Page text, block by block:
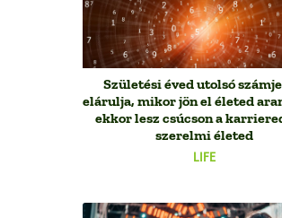
LIFE
Születési éved utolsó
elárulja, mikor jön el életed
ekkor lesz csúcson a
szerelmi életed